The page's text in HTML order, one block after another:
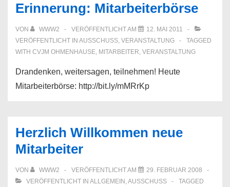
Erinnerung: Mitarbeiterbörse
VON WWW2 VERÖFFENTLICHT AM
12. MAI 2011
VERÖFFENTLICHT IN AUSSCHUSS, VERANSTALTUNG
TAGGED
WITH CVJM OHMENHAUSE, MITARBEITER, VERANSTALTUNG
Drandenken, weitersagen, teilnehmen! Heute
Mitarbeiterbörse: http://bit.ly/mMRrKp
Herzlich Willkommen neue
Mitarbeiter
VON WWW2 VERÖFFENTLICHT AM
29. FEBRUAR 2008
VERÖFFENTLICHT IN ALLGEMEIN ,AUSSCHUSS
TAGGED